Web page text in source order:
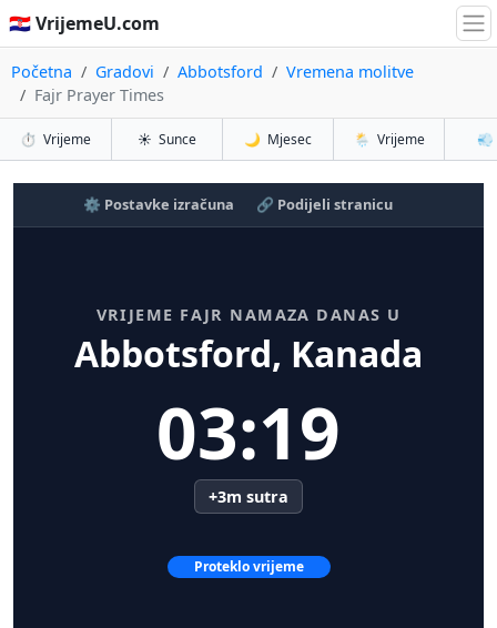
🇭🇷 VrijemeU.com
Početna Gradovi Abbotsford
Vremena molitve
Fajr Prayer Times
⏱️ Vrijeme ☀️ Sunce 🌙 Mjesec 🌦️ Vrijeme 💨
⚙️ Postavke izračuna 🔗 Podijeli stranicu
VRIJEME FAJR NAMAZA DANAS U
Abbotsford, Kanada
03:19
+3m sutra
Proteklo vrijeme